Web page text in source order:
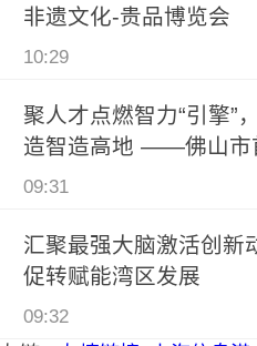
非遗文化-贵品博览会
10:29
聚人才点燃智力“引擎”
造智造高地 ——佛山市
09:31
汇聚最强大脑激活创新
促转赋能湾区发展
09:32